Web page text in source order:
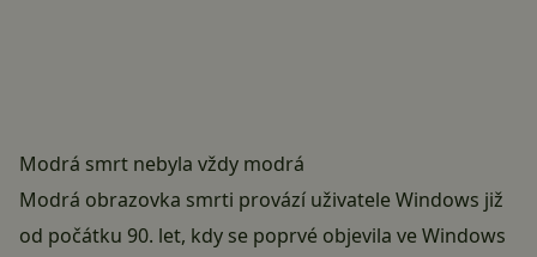
Modrá smrt nebyla vždy modrá
Modrá obrazovka smrti provází uživatele Windows již
od počátku 90. let, kdy se poprvé objevila ve Windows